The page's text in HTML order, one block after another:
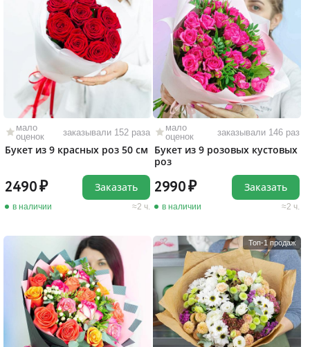
мало
оценок
заказывали 152 раза
Букет из 9 красных роз 50 см
2490
в наличии 2 ч.
Заказать
мало
оценок
заказывали 146 раз
Букет из 9 розовых кустовых
роз
2990
в наличии 2 ч.
Заказать
Топ-1 продаж